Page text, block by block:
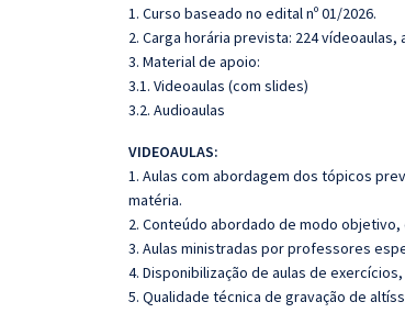
1. Curso baseado no edital nº 01/2026.
2. Carga horária prevista: 224 vídeoaulas,
3. Material de apoio:
3.1. Videoaulas (com slides)
3.2. Audioaulas
VIDEOAULAS:
1. Aulas com abordagem dos tópicos
matéria.
2. Conteúdo abordado de modo
3. Aulas ministradas por professores
4. Disponibilização de aulas de
5. Qualidade técnica de gravação de